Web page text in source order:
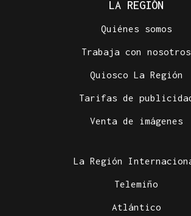
LA REGIÓN
Quiénes somos
Trabaja con nosotros
Quiosco La Región
Tarifas de
Venta de imágenes
La Región
Telemiño
Atlántico